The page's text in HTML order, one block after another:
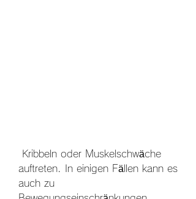
auftreten. In einigen Fällen kann es
auch zu